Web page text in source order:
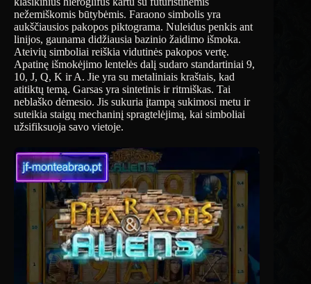
nežemiškomis būtybėmis. Faraono simbolis yra
aukščiausios pakopos piktograma. Nuleidus penkis ant
linijos, gaunama didžiausia bazinio žaidimo išmoka.
Ateivių simboliai reiškia vidutinės pakopos vertę.
Apatinę išmokėjimo lentelės dalį sudaro standartiniai 9,
10, J, Q, K ir A. Jie yra su metaliniais kraštais, kad
atitiktų temą. Garsas yra sintetinis ir ritmiškas. Tai
neblaško dėmesio. Jis sukuria įtampą sukimosi metu ir
suteikia staigų mechaninį spragtelėjimą, kai simboliai
užsifiksuoja savo vietoje.